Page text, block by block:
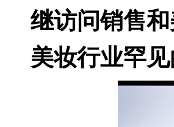
继访问销售和
美妆行业罕见